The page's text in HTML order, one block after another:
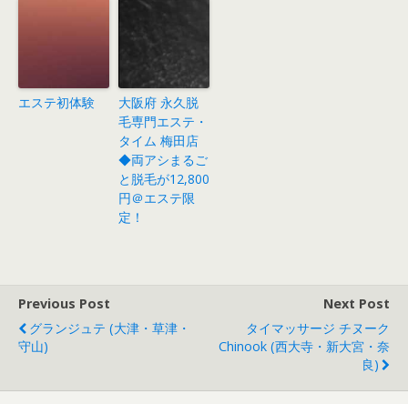
エステ初体験
大阪府 永久脱
毛専門エステ・
タイム 梅田店
◆両アシまるご
と脱毛が12,800
円＠エステ限
定！
Previous Post
グランジュテ (大津・草津・
守山)
Next Post
タイマッサージ チヌーク
Chinook (西大寺・新大宮・奈
良)